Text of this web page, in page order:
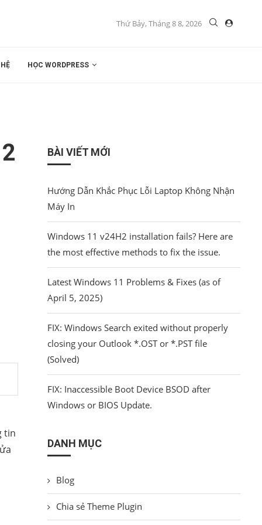
Thứ Bảy, Tháng 8 8, 2026
HỌC WORDPRESS
tin
BÀI VIẾT MỚI
Hướng Dẫn Khắc Phục Lỗi Laptop Không Nhận
Máy In
Windows 11 v24H2 installation fails? Here are
the most effective methods to fix the issue.
Latest Windows 11 Problems & Fixes (as of
April 5, 2025)
FIX: Windows Search exited without properly
closing your Outlook *.OST or *.PST file
(Solved)
FIX: Inaccessible Boot Device BSOD after
Windows or BIOS Update.
DANH MỤC
Blog
Chia sẻ Theme Plugin